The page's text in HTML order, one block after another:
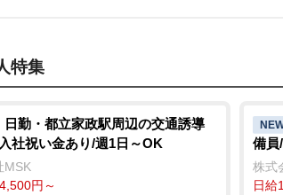
特集
日勤・都立家政駅周辺の交通誘導
社祝い金あり/週1日～OK
MSK
円～
備員
株式
日給